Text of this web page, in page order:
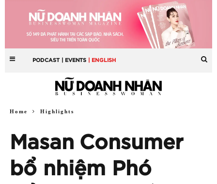
PODCAST | EVENTS | ENGLISH
Home Highlights
Masan Consumer
bổ nhiệm Phó